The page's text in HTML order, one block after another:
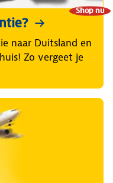
Shop nu
naar Duitsland en
Zo vergeet je